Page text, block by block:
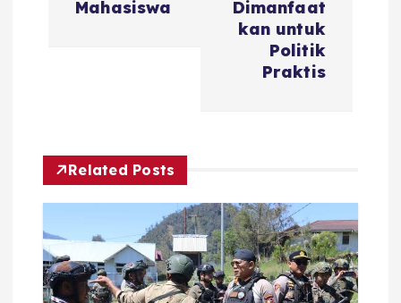
g
a
t
Mahasiswa
Dimanfaat
kan untuk
Politik
Praktis
Related Posts